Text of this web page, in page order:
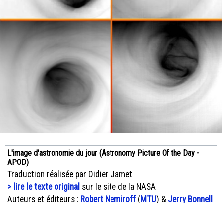
L'image d'astronomie du jour (Astronomy Picture Of the Day -
APOD)
Traduction réalisée par Didier Jamet
> lire le texte original sur le site de la NASA
Auteurs et éditeurs : Robert Nemiroff(MTU) & Jerry Bonnell